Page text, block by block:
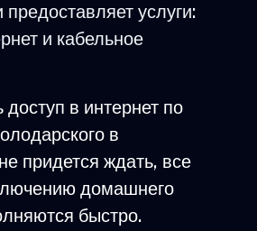
услуги:
и кабельное
в интернет по
в
придется ждать, все
домашнего
быстро.